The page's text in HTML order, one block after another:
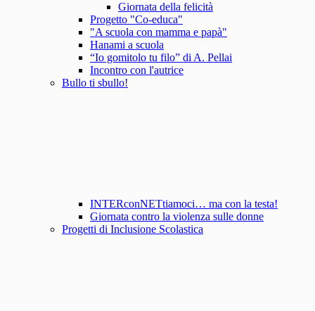
Giornata della felicità
Progetto "Co-educa"
"A scuola con mamma e papà"
Hanami a scuola
“Io gomitolo tu filo” di A. Pellai
Incontro con l'autrice
Bullo ti sbullo!
INTERconNETtiamoci… ma con la testa!
Giornata contro la violenza sulle donne
Progetti di Inclusione Scolastica